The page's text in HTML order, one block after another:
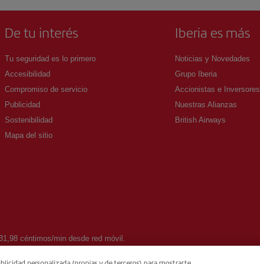
De tu interés
Tu seguridad es lo primero
Accesibilidad
Compromiso de servicio
Publicidad
Sostenibilidad
Mapa del sitio
Iberia es más
Noticias y Novedades
Grupo Iberia
Accionistas e Inversores
Nuestras Alianzas
British Airways
céntimos/min desde red móvil.